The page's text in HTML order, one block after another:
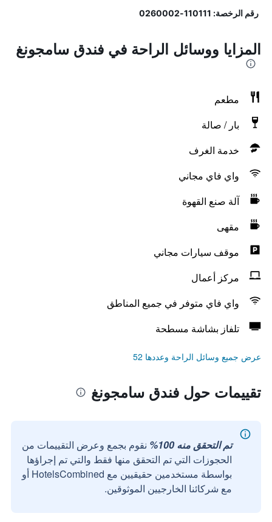
رقم الرخصة: 110111-0260002
المزايا ووسائل الراحة في فندق سامجونغ
مطعم
بار / صالة
خدمة الغرف
واي فاي مجاني
آلة صنع القهوة
مقهى
موقف سيارات مجاني
مركز أعمال
واي فاي متوفر في جميع المناطق
تلفاز بشاشة مسطحة
عرض جميع وسائل الراحة وعددها 52
تقييمات حول فندق سامجونغ
تم التحقق منه 100%
نقوم بجمع وعرض التقييمات من
الحجوزات التي تم التحقق منها فقط والتي تم إجراؤها
بواسطة مستخدمين حقيقيين مع HotelsCombined أو
مع شركائنا الخارجيين الموثوقين.